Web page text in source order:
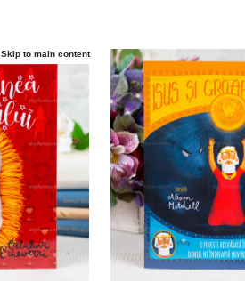
Skip to main content